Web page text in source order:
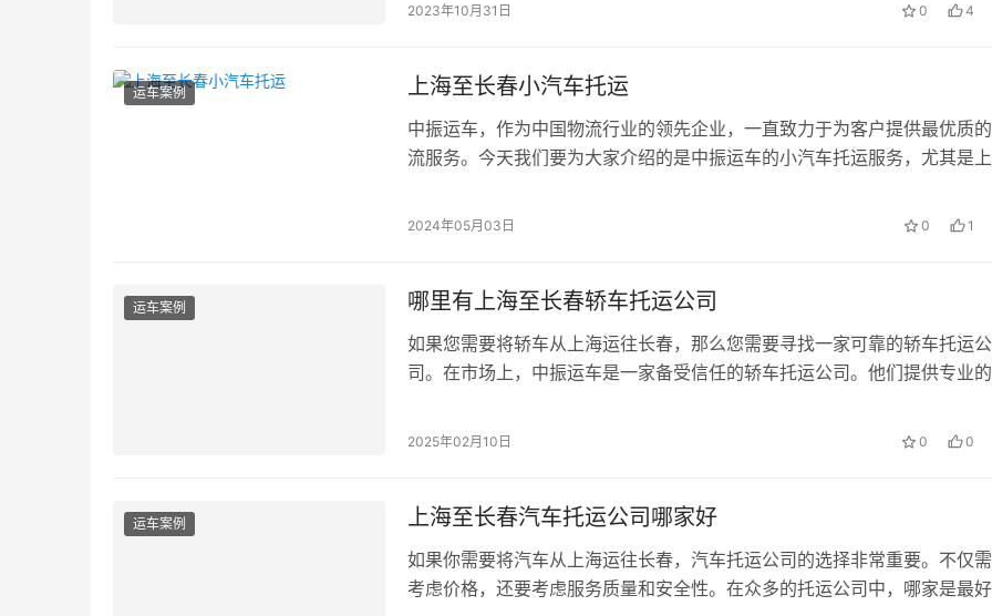
2023年10月31日 0 4
运车案例 上海至长春小汽车托运
中振运车，作为中国物流行业的领先企业，一直致力于为客户提供最优质
流服务。今天我们要为大家介绍的是中振运车的小汽车托运服务，尤其是上
2024年05月03日 0 1
运车案例 哪里有上海至长春轿车托运公司
如果您需要将轿车从上海运往长春，那么您需要寻找一家可靠的轿车托运公
司。在市场上，中振运车是一家备受信任的轿车托运公司。他们提供专业的
2025年02月10日 0 0
运车案例 上海至长春汽车托运公司哪家好
如果你需要将汽车从上海运往长春，汽车托运公司的选择非常重要。不仅
考虑价格，还要考虑服务质量和安全性。在众多的托运公司中，哪家是最好